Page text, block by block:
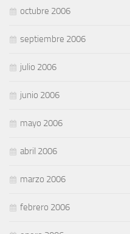
octubre 2006
septiembre 2006
julio 2006
junio 2006
mayo 2006
abril 2006
marzo 2006
febrero 2006